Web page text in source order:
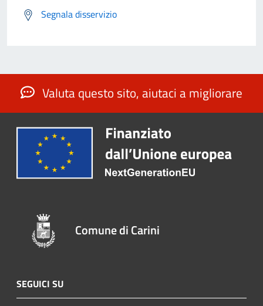
Segnala disservizio
Valuta questo sito, aiutaci a migliorare
Comune di Carini
SEGUICI SU